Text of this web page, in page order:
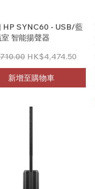
快速瀏覽
HP SYNC60 - USB/藍
智能揚聲器
促銷價格
HK$4,474.50
新增至購物車